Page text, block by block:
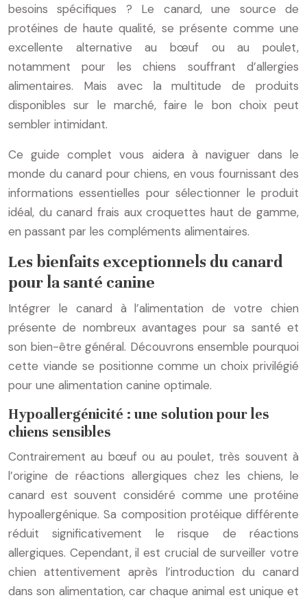
besoins spécifiques ? Le canard, une source de
protéines de haute qualité, se présente comme une
excellente alternative au bœuf ou au poulet,
notamment pour les chiens souffrant d’allergies
alimentaires. Mais avec la multitude de produits
disponibles sur le marché, faire le bon choix peut
sembler intimidant.
Ce guide complet vous aidera à naviguer dans le
monde du canard pour chiens, en vous fournissant des
informations essentielles pour sélectionner le produit
idéal, du canard frais aux croquettes haut de gamme,
en passant par les compléments alimentaires.
Les bienfaits exceptionnels du canard
pour la santé canine
Intégrer le canard à l’alimentation de votre chien
présente de nombreux avantages pour sa santé et
son bien-être général. Découvrons ensemble pourquoi
cette viande se positionne comme un choix privilégié
pour une alimentation canine optimale.
Hypoallergénicité : une solution pour les
chiens sensibles
Contrairement au bœuf ou au poulet, très souvent à
l’origine de réactions allergiques chez les chiens, le
canard est souvent considéré comme une protéine
hypoallergénique. Sa composition protéique différente
réduit significativement le risque de réactions
allergiques. Cependant, il est crucial de surveiller votre
chien attentivement après l’introduction du canard
dans son alimentation, car chaque animal est unique et